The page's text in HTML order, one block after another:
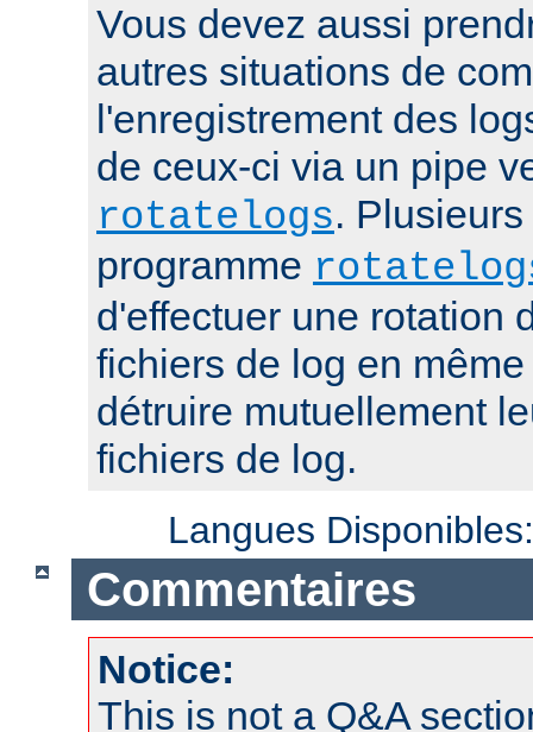
Vous devez aussi
autres situations de
l'enregistrement des
de ceux-ci via un pipe
rotatelogs.
programme
d'effectuer une rotation
fichiers de log en
détruire mutuellement
fichiers de log.
Langues
Commentaires
Notice:
This is not a Q&A